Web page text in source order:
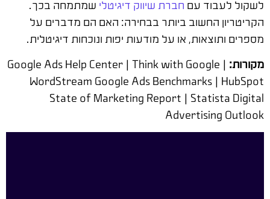
לשקול לעבוד עם חברת שיווק דיגיטלי שמתמחה בכך.
הקריטריון החשוב ביותר בבחירה: האם הם מדברים על
מספרים ותוצאות, או על מודעות יפות ונוכחות דיגיטלית.
מקורות: Google Ads Help Center | Think with Google |
WordStream Google Ads Benchmarks | HubSpot
State of Marketing Report | Statista Digital
Advertising Outlook